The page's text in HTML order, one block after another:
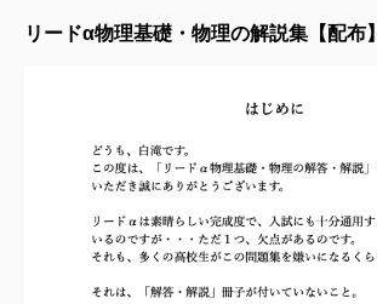
リードα物理基礎・物理の解説集【配布】